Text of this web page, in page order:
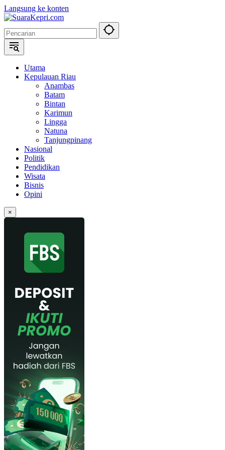
Langsung ke konten
Utama
Kepulauan Riau
Anambas
Batam
Bintan
Karimun
Lingga
Natuna
Tanjungpinang
Nasional
Politik
Pendidikan
Wisata
Bisnis
Opini
×